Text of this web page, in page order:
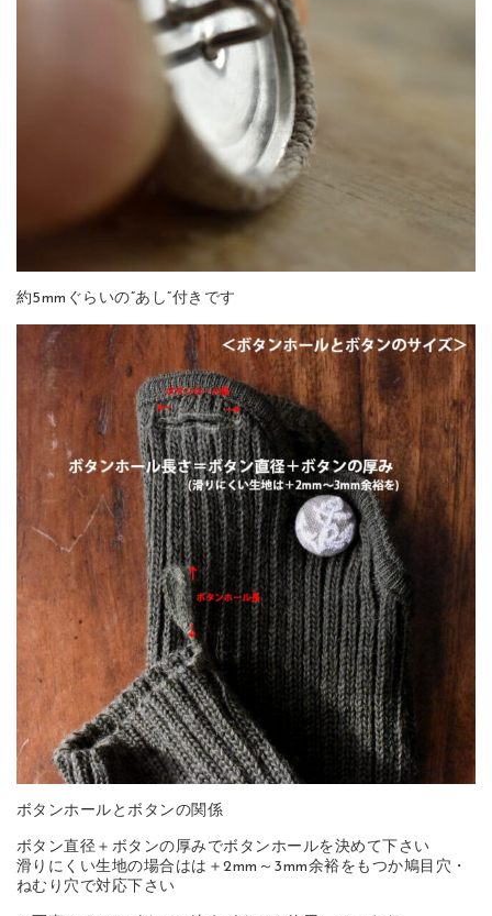
約5mmぐらいの”あし”付きです
ボタンホールとボタンの関係
ボタン直径＋ボタンの厚みでボタンホールを決めて下さい
滑りにくい生地の場合はは＋2mm～3mm余裕をもつか鳩目穴・
ねむり穴で対応下さい